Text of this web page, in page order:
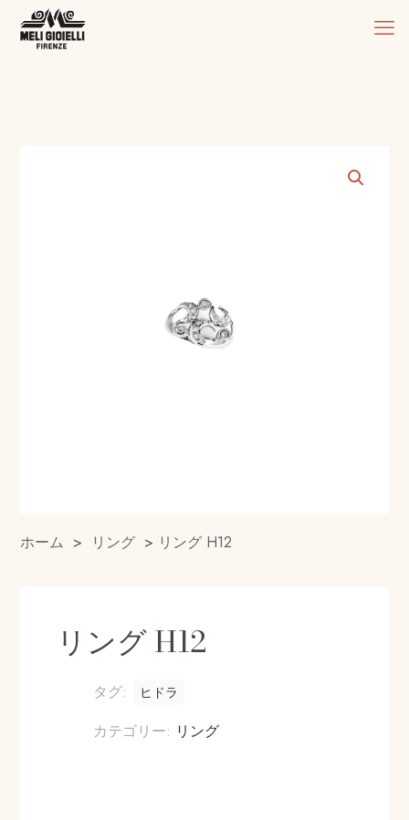
ホーム > リング > リング H12
リング H12
タグ: ヒドラ
カテゴリー: リング